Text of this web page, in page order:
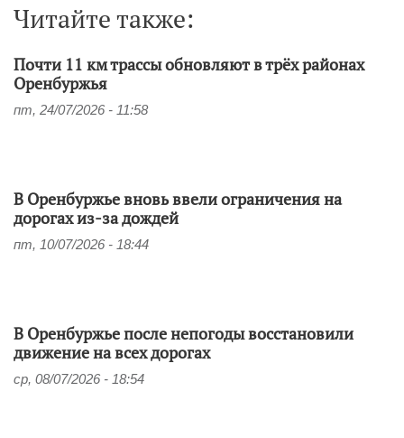
Читайте также:
Почти 11 км трассы обновляют в трёх районах
Оренбуржья
пт, 24/07/2026 - 11:58
В Оренбуржье вновь ввели ограничения на
дорогах из-за дождей
пт, 10/07/2026 - 18:44
В Оренбуржье после непогоды восстановили
движение на всех дорогах
ср, 08/07/2026 - 18:54